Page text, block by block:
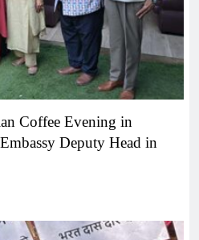
Coffee Evening in
Deputy Head in